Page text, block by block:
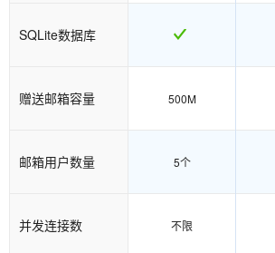
SQLite数据库
赠送邮箱容量 500M
邮箱用户数量 5个
并发连接数 不限